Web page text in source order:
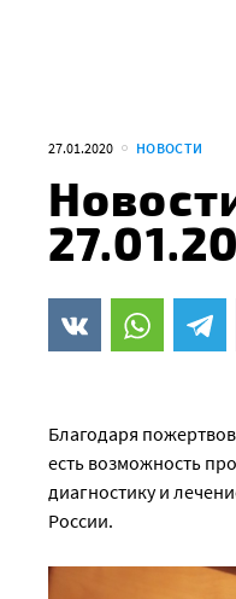
27.01.2020 НОВОСТИ
Благодаря
есть возможность
диагностику и
России.